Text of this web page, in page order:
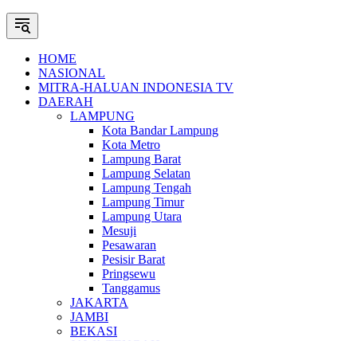
HOME
NASIONAL
MITRA-HALUAN INDONESIA TV
DAERAH
LAMPUNG
Kota Bandar Lampung
Kota Metro
Lampung Barat
Lampung Selatan
Lampung Tengah
Lampung Timur
Lampung Utara
Mesuji
Pesawaran
Pesisir Barat
Pringsewu
Tanggamus
JAKARTA
JAMBI
BEKASI